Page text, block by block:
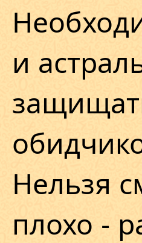
и
Нельзя
плохо -